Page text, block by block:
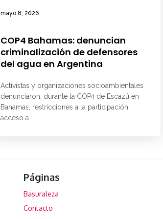
mayo 8, 2026
COP4 Bahamas: denuncian
criminalización de defensores
del agua en Argentina
Activistas y organizaciones socioambientales
denunciaron, durante la COP4 de Escazú en
Bahamas, restricciones a la participación,
acceso a
Páginas
Basuraleza
Contacto